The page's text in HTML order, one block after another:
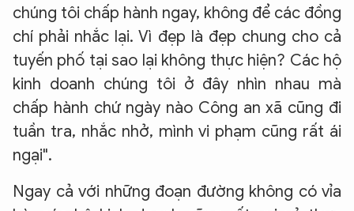
chúng tôi chấp hành ngay, không để các đồng
chí phải nhắc lại. Vì đẹp là đẹp chung cho cả
tuyến phố tại sao lại không thực hiện? Các hộ
kinh doanh chúng tôi ở đây nhìn nhau mà
chấp hành chứ ngày nào Công an xã cũng đi
tuần tra, nhắc nhở, mình vi phạm cũng rất ái
ngại".
Ngay cả với những đoạn đường không có vỉa